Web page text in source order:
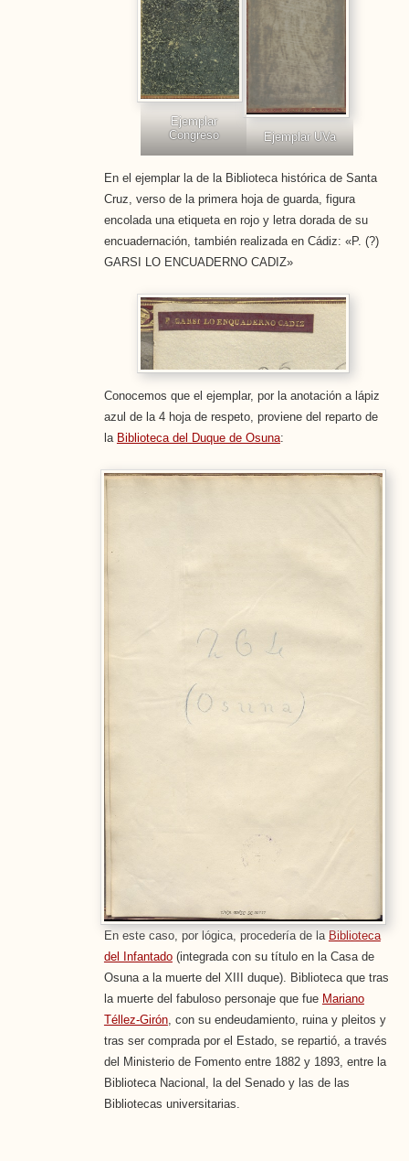
Ejemplar
Congreso
Ejemplar UVa
En el ejemplar la de la Biblioteca histórica de Santa
Cruz, verso de la primera hoja de guarda, figura
encolada una etiqueta en rojo y letra dorada de su
encuadernación, también realizada en Cádiz: «P. (?)
GARSI LO ENCUADERNO CADIZ»
Conocemos que el ejemplar, por la anotación a lápiz
azul de la 4 hoja de respeto, proviene del reparto de
la Biblioteca del Duque de Osuna:
En este caso, por lógica, procedería de la Biblioteca
del Infantado(integrada con su título en la Casa de
Osuna a la muerte del XIII duque). Biblioteca que tras
la muerte del fabuloso personaje que fue Mariano
Téllez-Girón, con su endeudamiento, ruina y pleitos y
tras ser comprada por el Estado, se repartió, a través
del Ministerio de Fomento entre 1882 y 1893, entre la
Biblioteca Nacional, la del Senado y las de las
Bibliotecas universitarias.